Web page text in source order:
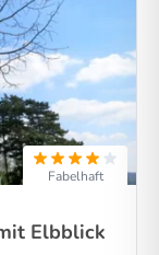
Fabelhaft
Elbblick